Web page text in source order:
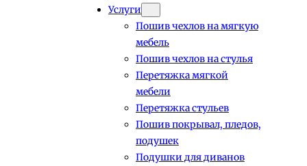
Услуги
Пошив чехлов на мягкую
мебель
Пошив чехлов на стулья
Перетяжка мягкой
мебели
Перетяжка стульев
Пошив покрывал, пледов,
подушек
Подушки для диванов